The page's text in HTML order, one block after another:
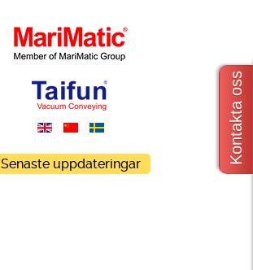
Senaste uppdateringar Kontakta oss